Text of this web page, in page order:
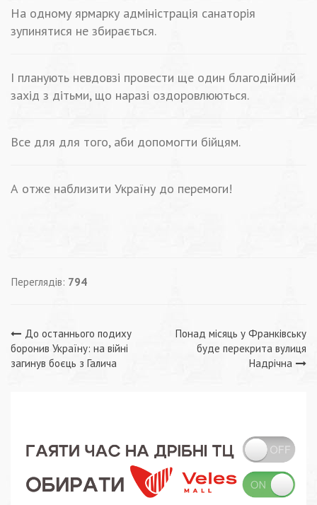
На одному ярмарку адміністрація санаторія
зупинятися не збирається.
І планують невдовзі провести ще один благодійний
захід з дітьми, що наразі оздоровлюються.
Все для для того, аби допомогти бійцям.
А отже наблизити Україну до перемоги!
Переглядів: 794
Навігація
записів
До останнього подиху
боронив Україну: на війні
загинув боєць з Галича
Понад місяць у Франківську
буде перекрита вулиця
Надрічна